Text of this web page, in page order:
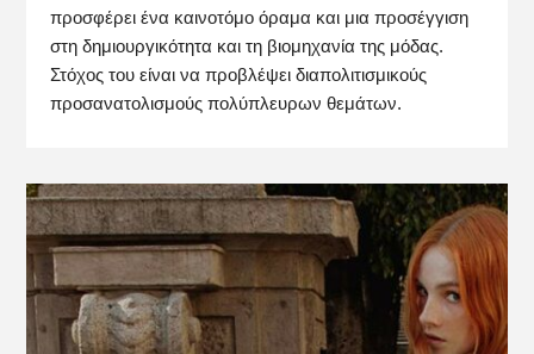
προσφέρει ένα καινοτόμο όραμα και μια προσέγγιση
στη δημιουργικότητα και τη βιομηχανία της μόδας.
Στόχος του είναι να προβλέψει διαπολιτισμικούς
προσανατολισμούς πολύπλευρων θεμάτων.